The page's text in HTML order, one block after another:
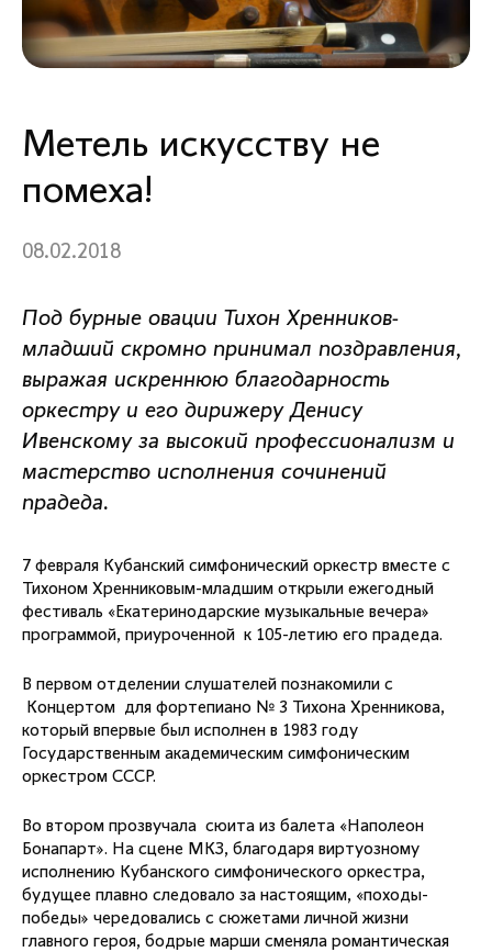
Метель искусству не
помеха!
08.02.2018
Под бурные овации Тихон Хренников-
младший скромно принимал поздравления,
выражая искреннюю благодарность
оркестру и его дирижеру Денису
Ивенскому за высокий профессионализм и
мастерство исполнения сочинений
прадеда.
7 февраля Кубанский симфонический оркестр вместе с
Тихоном Хренниковым-младшим открыли ежегодный
фестиваль «Екатеринодарские музыкальные вечера»
программой, приуроченной к 105-летию его прадеда.
В первом отделении слушателей познакомили с
Концертом для фортепиано № 3 Тихона Хренникова,
который впервые был исполнен в 1983 году
Государственным академическим симфоническим
оркестром СССР.
Во втором прозвучала сюита из балета «Наполеон
Бонапарт». На сцене МКЗ, благодаря виртуозному
исполнению Кубанского симфонического оркестра,
будущее плавно следовало за настоящим, «походы-
победы» чередовались с сюжетами личной жизни
главного героя, бодрые марши сменяла романтическая